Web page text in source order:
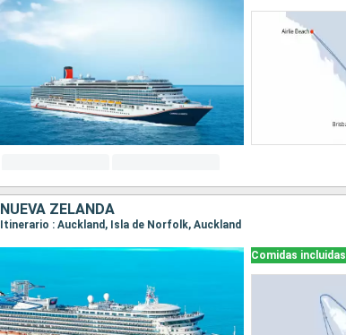
NUEVA ZELANDA
Itinerario : Auckland, Isla de Norfolk, Auckland
Comidas incluidas